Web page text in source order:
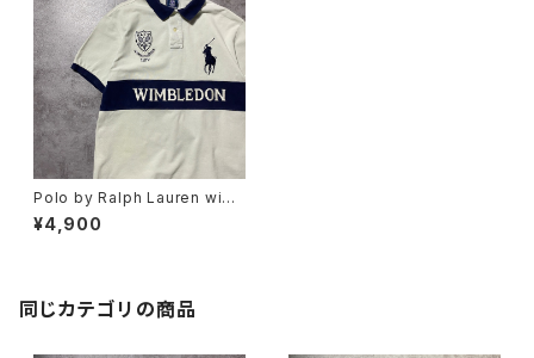
Polo by Ralph Lauren wim
bledon ポロラルフローレン
ウィンブルドン ビックポニー
¥4,900
同じカテゴリの商品